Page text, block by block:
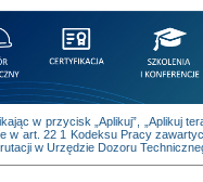
w przycisk „Aplikuj”, „Aplikuj
w art. 22 1 Kodeksu Pracy
w Urzędzie Dozoru